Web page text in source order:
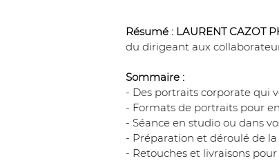
Résumé : LAURENT CAZOT
du dirigeant aux
Sommaire :
- Des portraits corporate qui
- Formats de portraits pour
- Séance en studio ou dans
- Préparation et déroulé de
- Retouches et livraisons